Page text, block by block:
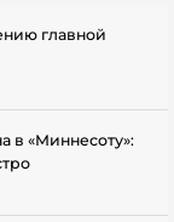
главной
в «Миннесоту»: